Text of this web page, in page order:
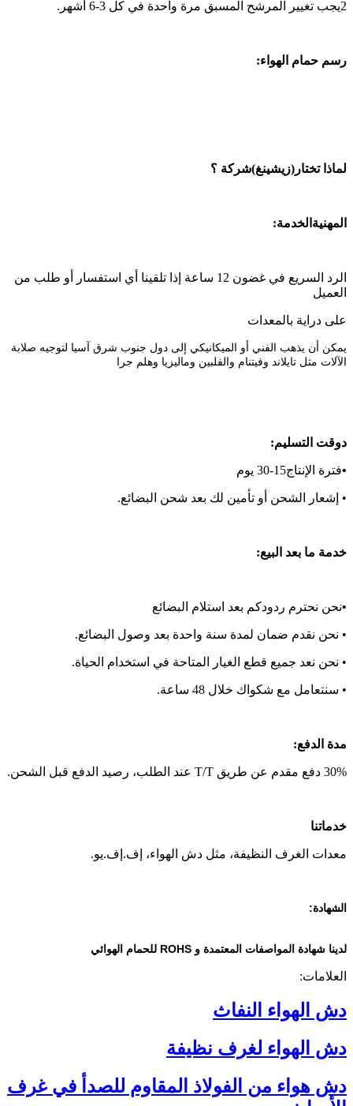
2يجب تغيير المرشح المسبق مرة واحدة في كل 3-6 أشهر.
رسم حمام الهواء:
لماذا تختار (زيشينغ)شركة ؟
المهنية الخدمة:
الرد السريع في غضون 12 ساعة إذا تلقينا أي استفسار أو طلب من
العميل
على دراية بالمعدات
يمكن أن يذهب الفني أو الميكانيكي إلى دول جنوب شرق آسيا لتوجيه صلابة
الآلات مثل تايلاند وفيتنام والفلبين وماليزيا وهلم جرا
دوقت التسليم:
•فترة الإنتاج15-30 يوم
• إشعار الشحن أو تأمين لك بعد شحن البضائع.
خدمة ما بعد البيع:
•نحن نحترم ردودكم بعد استلام البضائع
• نحن نقدم ضمان لمدة سنة واحدة بعد وصول البضائع.
• نحن نعد جميع قطع الغيار المتاحة في استخدام الحياة.
• سنتعامل مع شكواك خلال 48 ساعة.
مدة الدفع:
30% دفع مقدم عن طريق T/T عند الطلب، رصيد الدفع قبل الشحن.
خدماتنا
معدات الغرف النظيفة، مثل دش الهواء، إف.إف.يو.
الشهادة:
لدينا شهادة المواصفات المعتمدة و ROHS للحمام الهوائي
العلامات:
دش الهواء النفاث
دش الهواء لغرف نظيفة
دش هواء من الفولاذ المقاوم للصدأ في غرف